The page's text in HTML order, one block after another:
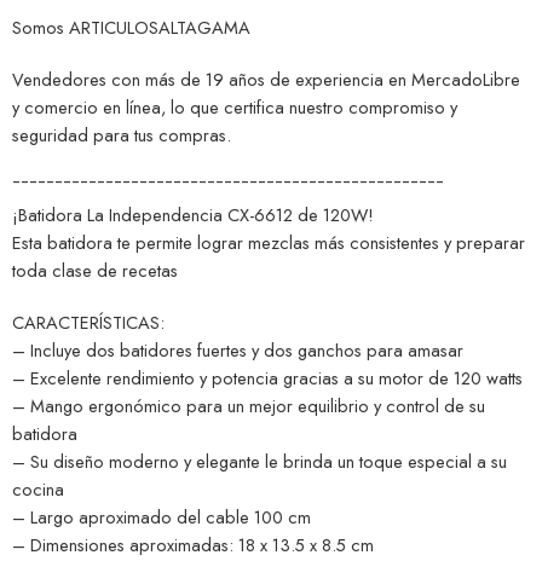
Somos ARTICULOSALTAGAMA
Vendedores con más de 19 años de experiencia en MercadoLibre
y comercio en línea, lo que certifica nuestro compromiso y
seguridad para tus compras.
¯¯¯¯¯¯¯¯¯¯¯¯¯¯¯¯¯¯¯¯¯¯¯¯¯¯¯¯¯¯¯¯¯¯¯¯¯¯¯¯¯¯¯¯¯¯¯¯¯¯¯
¡Batidora La Independencia CX-6612 de 120W!
Esta batidora te permite lograr mezclas más consistentes y preparar
toda clase de recetas
CARACTERÍSTICAS:
– Incluye dos batidores fuertes y dos ganchos para amasar
– Excelente rendimiento y potencia gracias a su motor de 120 watts
– Mango ergonómico para un mejor equilibrio y control de su
batidora
– Su diseño moderno y elegante le brinda un toque especial a su
cocina
– Largo aproximado del cable 100 cm
– Dimensiones aproximadas: 18 x 13.5 x 8.5 cm